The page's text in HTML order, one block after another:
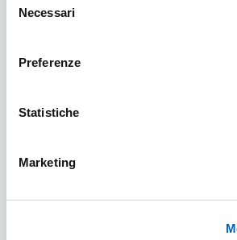
delNecessari
Preferenze
Statistiche
Marketing
Dipartimento di Scienze